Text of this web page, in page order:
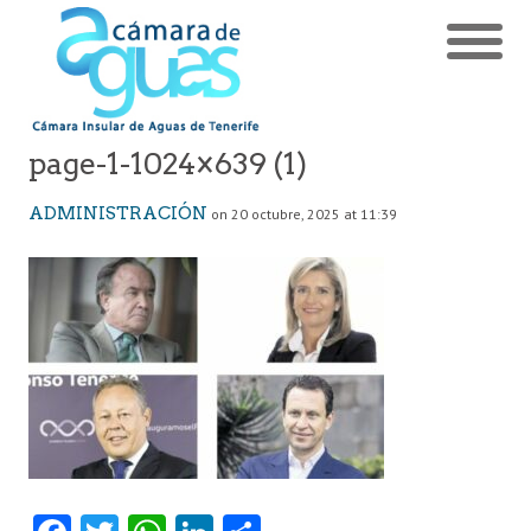
page-1-1024×639 (1)
ADMINISTRACIÓN on 20 octubre, 2025 at 11:39